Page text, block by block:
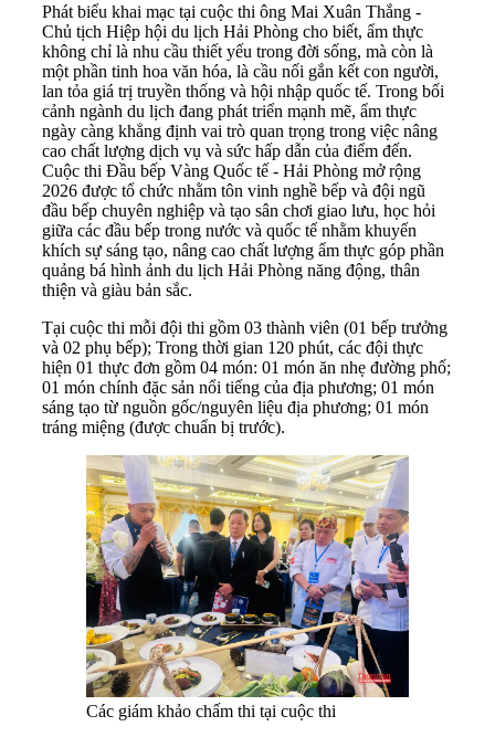
Phát biểu khai mạc tại cuộc thi ông Mai Xuân Thắng -
Chủ tịch Hiệp hội du lịch Hải Phòng cho biết, ẩm thực
không chỉ là nhu cầu thiết yếu trong đời sống, mà còn là
một phần tinh hoa văn hóa, là cầu nối gắn kết con người,
lan tỏa giá trị truyền thống và hội nhập quốc tế. Trong bối
cảnh ngành du lịch đang phát triển mạnh mẽ, ẩm thực
ngày càng khẳng định vai trò quan trọng trong việc nâng
cao chất lượng dịch vụ và sức hấp dẫn của điểm đến.
Cuộc thi Đầu bếp Vàng Quốc tế - Hải Phòng mở rộng
2026 được tổ chức nhằm tôn vinh nghề bếp và đội ngũ
đầu bếp chuyên nghiệp và tạo sân chơi giao lưu, học hỏi
giữa các đầu bếp trong nước và quốc tế nhằm khuyến
khích sự sáng tạo, nâng cao chất lượng ẩm thực góp phần
quảng bá hình ảnh du lịch Hải Phòng năng động, thân
thiện và giàu bản sắc.
Tại cuộc thi mỗi đội thi gồm 03 thành viên (01 bếp trưởng
và 02 phụ bếp); Trong thời gian 120 phút, các đội thực
hiện 01 thực đơn gồm 04 món: 01 món ăn nhẹ đường phố;
01 món chính đặc sản nổi tiếng của địa phương; 01 món
sáng tạo từ nguồn gốc/nguyên liệu địa phương; 01 món
tráng miệng (được chuẩn bị trước).
Các giám khảo chấm thi tại cuộc thi